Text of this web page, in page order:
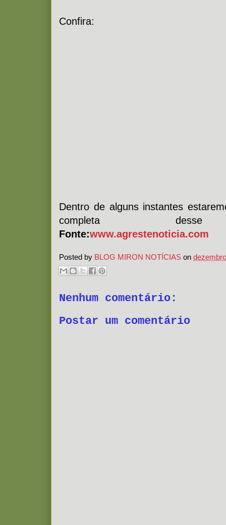
Confira:
Dentro de alguns instantes
completa desse
Fonte:www.agrestenoticia.com
Posted by BLOG MIRON NOTÍCIAS on
Nenhum comentário:
Postar um comentário